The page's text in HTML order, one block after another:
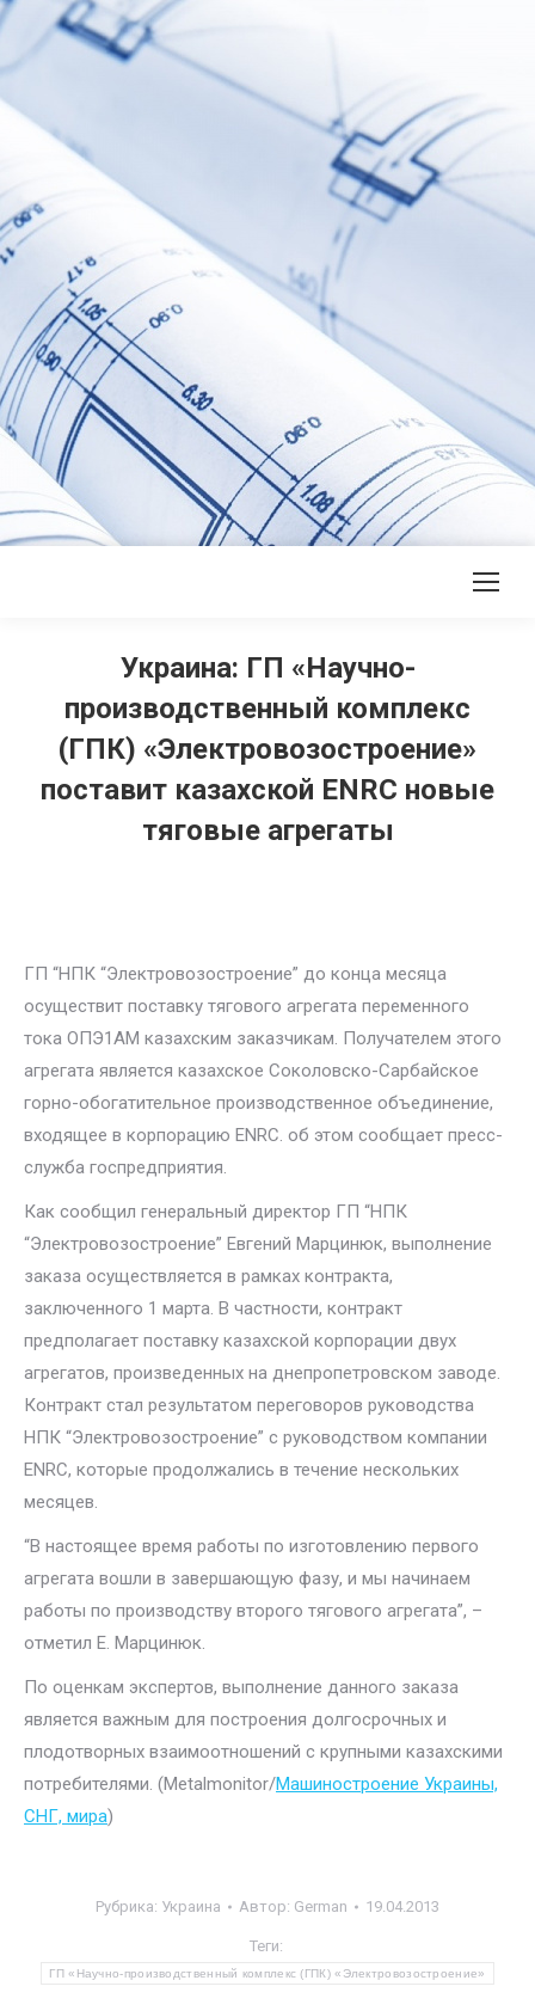
Украина: ГП «Научно-
производственный комплекс
(ГПК) «Электровозостроение»
поставит казахской ENRC новые
тяговые агрегаты
ГП “НПК “Электровозостроение” до конца месяца
осуществит поставку тягового агрегата переменного
тока ОПЭ1АМ казахским заказчикам. Получателем этого
агрегата является казахское Соколовско-Сарбайское
горно-обогатительное производственное объединение,
входящее в корпорацию ENRC. об этом сообщает пресс-
служба госпредприятия.
Как сообщил генеральный директор ГП “НПК
“Электровозостроение” Евгений Марцинюк, выполнение
заказа осуществляется в рамках контракта,
заключенного 1 марта. В частности, контракт
предполагает поставку казахской корпорации двух
агрегатов, произведенных на днепропетровском заводе.
Контракт стал результатом переговоров руководства
НПК “Электровозостроение” с руководством компании
ENRC, которые продолжались в течение нескольких
месяцев.
“В настоящее время работы по изготовлению первого
агрегата вошли в завершающую фазу, и мы начинаем
работы по производству второго тягового агрегата”, –
отметил Е. Марцинюк.
По оценкам экспертов, выполнение данного заказа
является важным для построения долгосрочных и
плодотворных взаимоотношений с крупными казахскими
потребителями. (Metalmonitor/Машиностроение Украины,
СНГ, мира)
Рубрика: Украина Автор: German 19.04.2013
Теги:
ГП «Научно-производственный комплекс (ГПК) «Электровозостроение»